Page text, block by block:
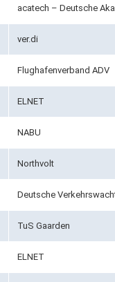
acatech – Deutsche
ver.di
Flughafenverband ADV
ELNET
NABU
Northvolt
Deutsche
TuS Gaarden
ELNET